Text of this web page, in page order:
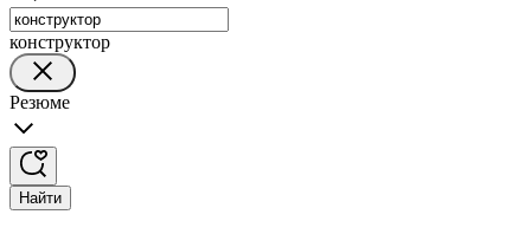
конструктор
Резюме
Найти